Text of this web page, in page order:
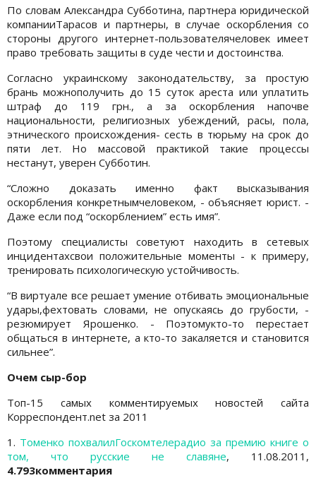
По словам Александра Субботина, партнера юридической
компанииТарасов и партнеры, в случае оскорбления со
стороны другого интернет-пользователячеловек имеет
право требовать защиты в суде чести и достоинства.
Согласно украинскому законодательству, за простую
брань можнополучить до 15 суток ареста или уплатить
штраф до 119 грн., а за оскорбления напочве
национальности, религиозных убеждений, расы, пола,
этнического происхождения- сесть в тюрьму на срок до
пяти лет. Но массовой практикой такие процессы
нестанут, уверен Субботин.
“Сложно доказать именно факт высказывания
оскорбления конкретнымчеловеком, - объясняет юрист. -
Даже если под “оскорблением” есть имя”.
Поэтому специалисты советуют находить в сетевых
инцидентахсвои положительные моменты - к примеру,
тренировать психологическую устойчивость.
“В виртуале все решает умение отбивать эмоциональные
удары,фехтовать словами, не опускаясь до грубости, -
резюмирует Ярошенко. - Поэтомукто-то перестает
общаться в интернете, а кто-то закаляется и становится
сильнее”.
Очем сыр-бор
Топ-15 самых комментируемых новостей сайта
Корреспондент.net за 2011
1. Томенко похвалилГоскомтелерадио за премию книге о
том, что русские не славяне, 11.08.2011,
4.793комментария